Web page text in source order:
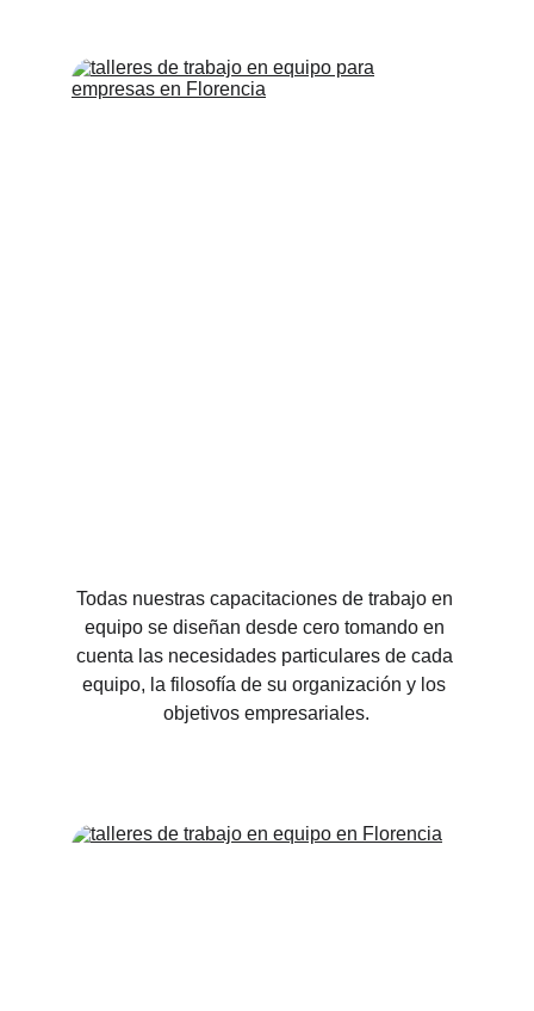
Todas nuestras capacitaciones de trabajo en
equipo se diseñan desde cero tomando en
cuenta las necesidades particulares de cada
equipo, la filosofía de su organización y los
objetivos empresariales.